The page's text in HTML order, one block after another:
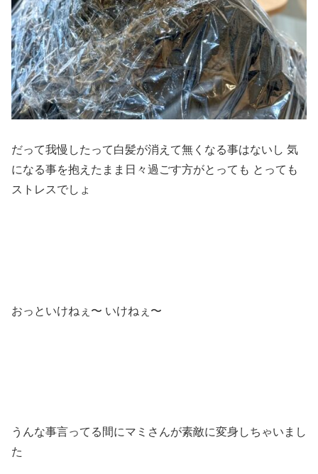
だって我慢したって白髪が消えて無くなる事はないし 気
になる事を抱えたまま日々過ごす方がとっても とっても
ストレスでしょ
おっといけねぇ〜 いけねぇ〜
うんな事言ってる間にマミさんが素敵に変身しちゃいまし
た